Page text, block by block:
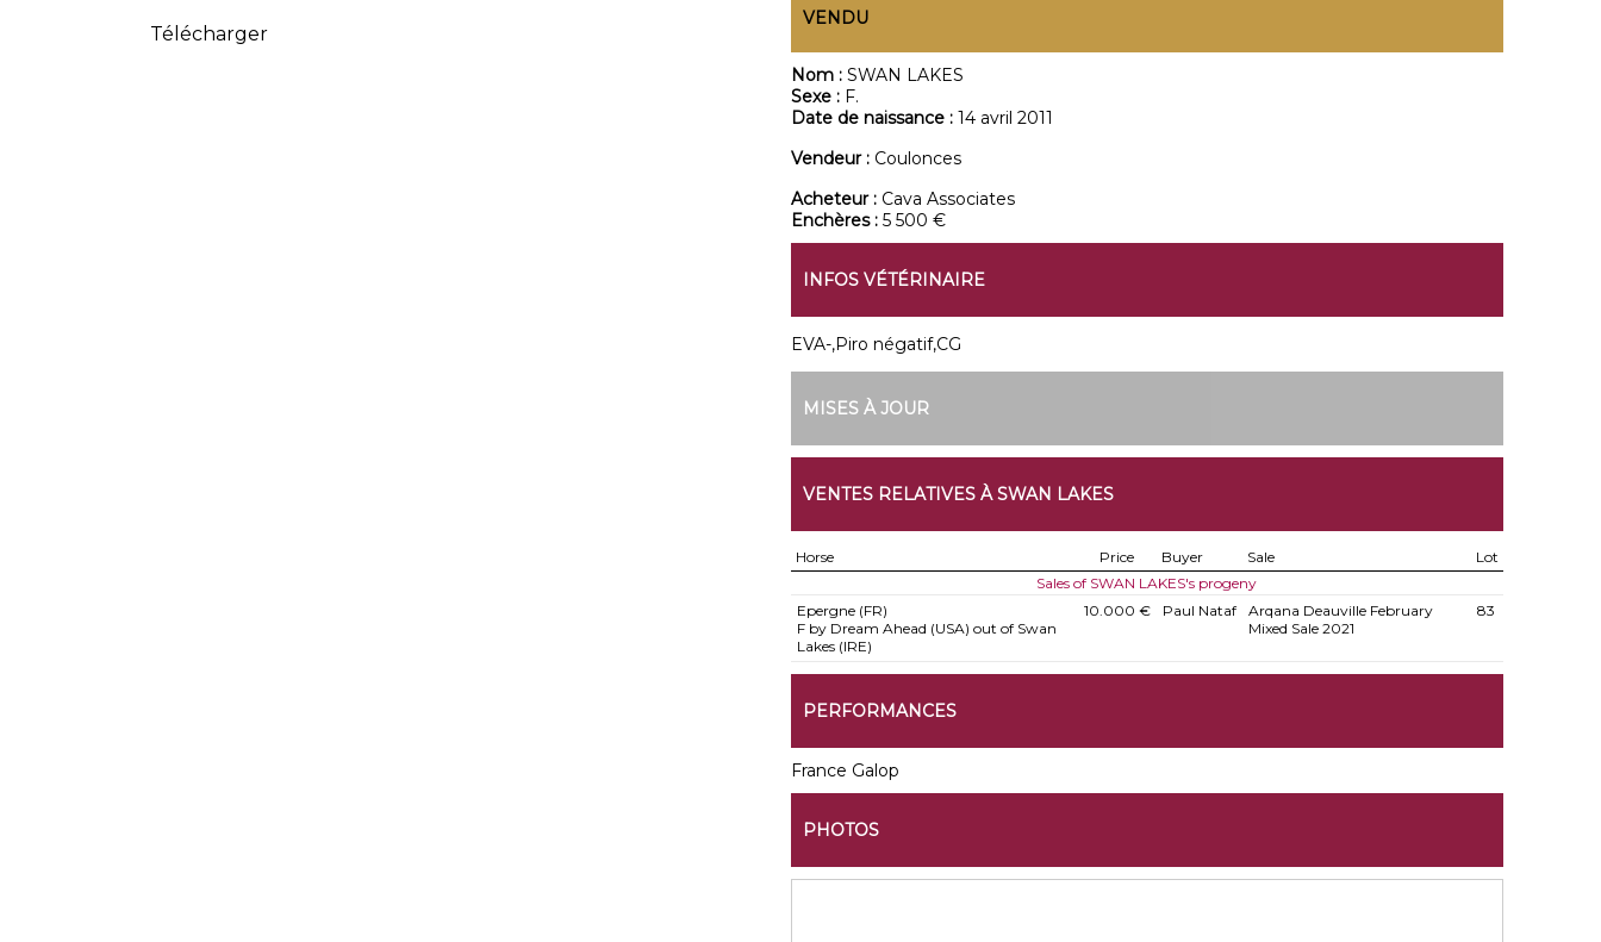
Télécharger
VENDU
Nom : SWAN LAKES
Sexe : F.
Date de naissance : 14 avril 2011
Vendeur : Coulonces
Acheteur : Cava Associates
Enchères : 5 500 €
INFOS VÉTÉRINAIRE
EVA-,Piro négatif,CG
MISES À JOUR
VENTES RELATIVES À SWAN LAKES
Horse Price Buyer Sale
Lot
Sales of SWAN LAKES's progeny
Epergne (FR)
F by Dream Ahead (USA) out of Swan
Lakes (IRE)
10.000 € Paul Nataf
Arqana Deauville February
Mixed Sale 2021
83
PERFORMANCES
France Galop
PHOTOS